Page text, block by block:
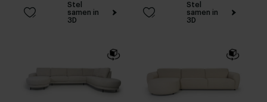
Stel
samen in
3D
Stel
samen in
3D